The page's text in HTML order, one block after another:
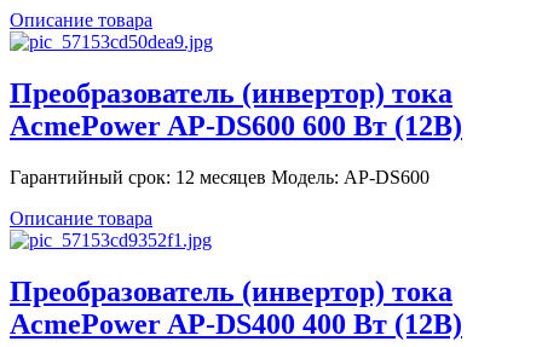
Описание товара
Преобразователь (инвертор) тока
AcmePower AP-DS600 600 Вт (12В)
Гарантийный срок: 12 месяцев Модель: AP-DS600
Описание товара
Преобразователь (инвертор) тока
AcmePower AP-DS400 400 Вт (12В)